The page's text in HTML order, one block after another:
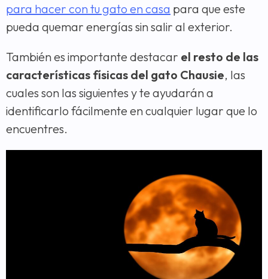
para hacer con tu gato en casa para que este
pueda quemar energías sin salir al exterior.
También es importante destacar el resto de las
características físicas del gato Chausie, las
cuales son las siguientes y te ayudarán a
identificarlo fácilmente en cualquier lugar que lo
encuentres.